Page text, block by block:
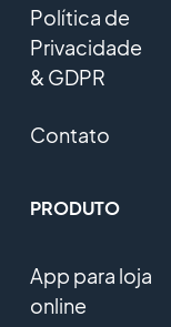
Política de
Privacidade
& GDPR
Contato
PRODUTO
App para loja
online